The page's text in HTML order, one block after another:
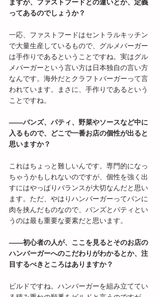
ますが、ファストフードとの違いとか、定義
ってあるのでしょうか？
一応、ファストフードはセントラルキッチン
で大量生産しているもので、グルメバーガー
は手作りであるということですね。実はグル
メバーガーという言い方は日本独自の言い方
なんです。海外だとクラフトバーガーって言
われています。まさに、手作りであるという
ことですね。
――バンズ、パティ、野菜やソースなど中に
入るもので、どこで一番お店の個性が出ると
思いますか？
これはちょっと難しいんです。専門的になっ
ちゃうかもしれないのですが、個性を強く出
すにはやっぱりバランスが大切なんだと思い
ます。ただ、やはりハンバーガーってパンに
肉を挟んだものなので、バンズとパティとい
うのは最も重要な要素だと思います。
――初心者の人が、ここを見るとそのお店の
ハンバーガーへのこだわりがわかるとか、注
目するべきところはありますか？
ビルドですね。ハンバーガーを組み立ててい